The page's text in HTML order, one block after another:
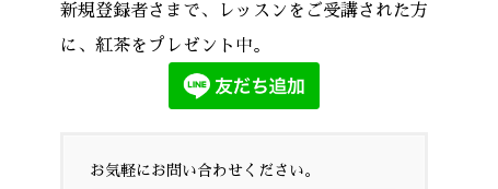
新規登録者さまで、レッスンをご受講された方
に、紅茶をプレゼント中。
お気軽にお問い合わせください。